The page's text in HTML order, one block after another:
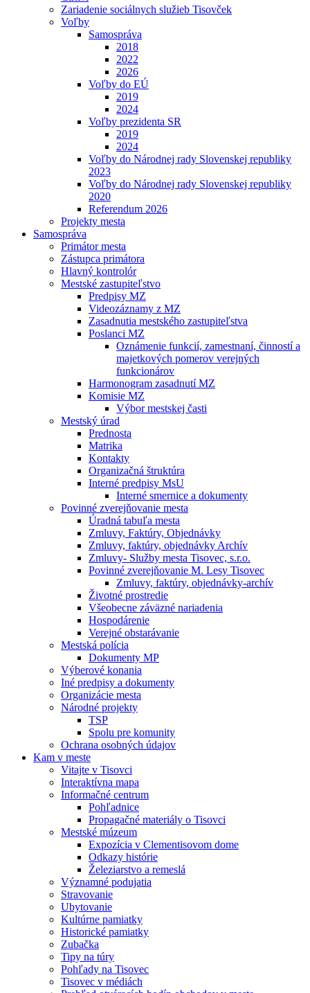
Zariadenie sociálnych služieb Tisovček
Voľby
Samospráva
2018
2022
2026
Voľby do EÚ
2019
2024
Voľby prezidenta SR
2019
2024
Voľby do Národnej rady Slovenskej republiky
2023
Voľby do Národnej rady Slovenskej republiky
2020
Referendum 2026
Projekty mesta
Samospráva
Primátor mesta
Zástupca primátora
Hlavný kontrolór
Mestské zastupiteľstvo
Predpisy MZ
Videozáznamy z MZ
Zasadnutia mestského zastupiteľstva
Poslanci MZ
Oznámenie funkcií, zamestnaní, činností a
majetkových pomerov verejných
funkcionárov
Harmonogram zasadnutí MZ
Komisie MZ
Výbor mestskej časti
Mestský úrad
Prednosta
Matrika
Kontakty
Organizačná štruktúra
Interné predpisy MsU
Interné smernice a dokumenty
Povinné zverejňovanie mesta
Úradná tabuľa mesta
Zmluvy, Faktúry, Objednávky
Zmluvy, faktúry, objednávky Archív
Zmluvy- Služby mesta Tisovec, s.r.o.
Povinné zverejňovanie M. Lesy Tisovec
Zmluvy, faktúry, objednávky-archív
Životné prostredie
Všeobecne záväzné nariadenia
Hospodárenie
Verejné obstarávanie
Mestská polícia
Dokumenty MP
Výberové konania
Iné predpisy a dokumenty
Organizácie mesta
Národné projekty
TSP
Spolu pre komunity
Ochrana osobných údajov
Kam v meste
Vitajte v Tisovci
Interaktívna mapa
Informačné centrum
Pohľadnice
Propagačné materiály o Tisovci
Mestské múzeum
Expozícia v Clementisovom dome
Odkazy histórie
Železiarstvo a remeslá
Významné podujatia
Stravovanie
Ubytovanie
Kultúrne pamiatky
Historické pamiatky
Zubačka
Tipy na túry
Pohľady na Tisovec
Tisovec v médiách